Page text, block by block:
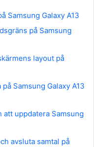
Samsung Galaxy A13
på Samsung
layout på
Samsung Galaxy A13
att uppdatera Samsung
avsluta samtal på